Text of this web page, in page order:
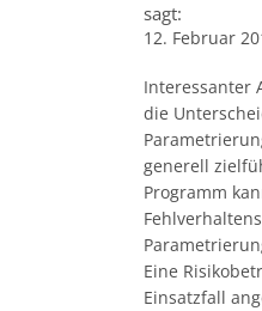
sagt:
12. Februar
Interessanter
die
generell
Programm
Eine
Einsatzfall